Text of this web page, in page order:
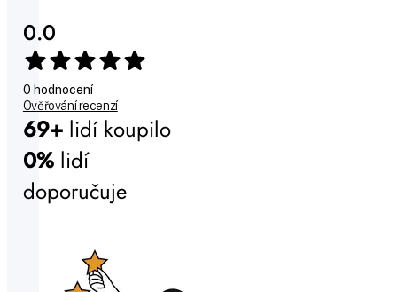
0.0
0 hodnocení
Ověřování recenzí
69+ lidí koupilo
0% lidí
doporučuje